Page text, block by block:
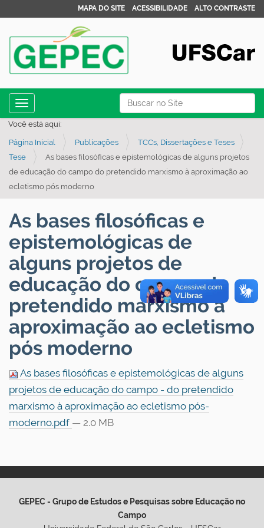
Busca
Busca Avançada…
MAPA DO SITE ACESSIBILIDADE ALTO CONTRASTE
Toggle navigation
Você está aqui:
Página Inicial Publicações
TCCs, Dissertações e Teses
Tese
As bases filosóficas e epistemológicas de alguns projetos
de educação do campo do pretendido marxismo à aproximação ao
ecletismo pós moderno
As bases filosóficas e
epistemológicas de
alguns projetos de
educação do campo do
pretendido marxismo à
aproximação ao ecletismo
pós moderno
As bases filosóficas e epistemológicas de alguns
projetos de educação do campo - do pretendido
marxismo à aproximação ao ecletismo pós-
moderno.pdf — 2.0 MB
GEPEC - Grupo de Estudos e Pesquisas sobre Educação no
Campo